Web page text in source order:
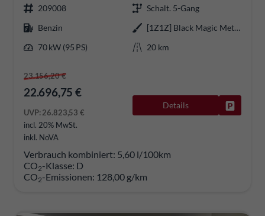
209008
Schalt. 5-Gang
Benzin
[1Z1Z] Black Magic Metallic
70 kW (95 PS)
20 km
23.156,20 €
22.696,75 €
UVP:26.823,53 €
incl. 20% MwSt.
inkl. NoVA
Details
Verbrauch kombiniert: 5,60 l/100km
CO2-Klasse: D
CO2-Emissionen: 128,00 g/km